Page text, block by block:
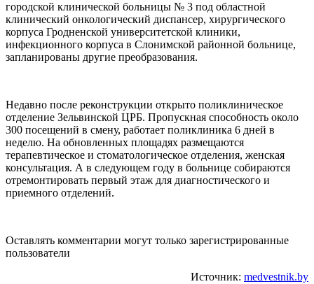
городской клинической больницы № 3 под областной
клинический онкологический диспансер, хирургического
корпуса Гродненской университетской клиники,
инфекционного корпуса в Слонимской районной больнице,
запланированы другие преобразования.
Недавно после реконструкции открыто поликлиническое
отделение Зельвинской ЦРБ. Пропускная способность около
300 посещений в смену, работает поликлиника 6 дней в
неделю. На обновленных площадях размещаются
терапевтическое и стоматологическое отделения, женская
консультация. А в следующем году в больнице собираются
отремонтировать первый этаж для диагностического и
приемного отделений.
Оставлять комментарии могут только зарегистрированные
пользователи
Источник: medvestnik.by